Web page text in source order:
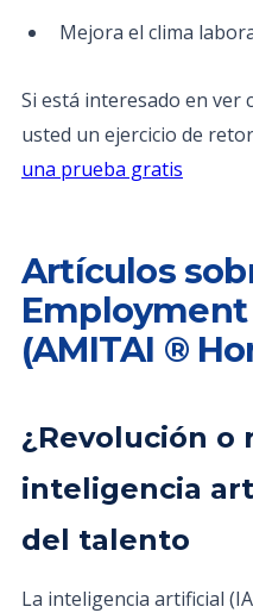
Mejora el clima
Si está interesado en ver
usted un ejercicio de
una prueba gratis
Artículos
(AMITAI ®
¿Revolución o
inteligencia
del talento
La inteligencia artificial